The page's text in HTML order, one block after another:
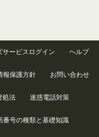
サービスログイン ヘルプ
報保護方針 お問い合わせ
処法 迷惑電話対策
番号の種類と基礎知識